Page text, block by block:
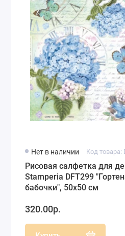
Нет в наличии Код товара:
Рисовая салфетка для
Stamperia DFT299
бабочки", 50х50 см
320.00р.